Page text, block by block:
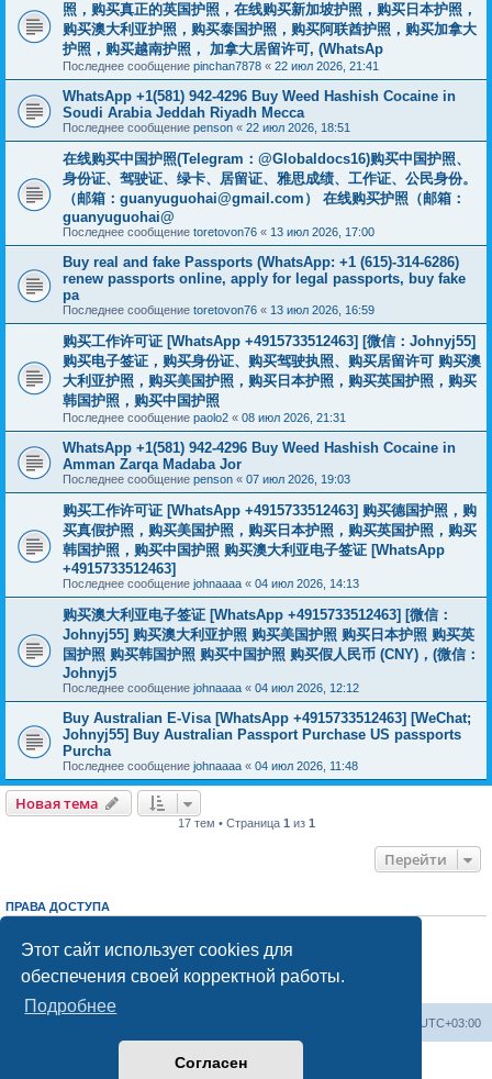
Этот сайт использует cookies для
обеспечения своей корректной работы.
Подробнее
Согласен
照，购买真正的英国护照，在线购买新加坡护照，购买日本护照，
购买澳大利亚护照，购买泰国护照，购买阿联酋护照，购买加拿大
护照，购买越南护照， 加拿大居留许可, (WhatsAp
Последнее сообщение pinchan7878 « 22 июл 2026, 21:41
WhatsApp +1(581) 942-4296 Buy Weed Hashish Cocaine in
Soudi Arabia Jeddah Riyadh Mecca
Последнее сообщение penson « 22 июл 2026, 18:51
在线购买中国护照(Telegram：@Globaldocs16)购买中国护照、
身份证、驾驶证、绿卡、居留证、雅思成绩、工作证、公民身份。
（邮箱： guanyuguohai@gmail.com ） 在线购买护照（邮箱：
guanyuguohai@
Последнее сообщение toretovon76 « 13 июл 2026, 17:00
Buy real and fake Passports (WhatsApp: +1 (615)-314-6286)
renew passports online, apply for legal passports, buy fake
pa
Последнее сообщение toretovon76 « 13 июл 2026, 16:59
购买工作许可证 [WhatsApp +4915733512463] [微信：Johnyj55]
购买电子签证，购买身份证、购买驾驶执照、购买居留许可 购买澳
大利亚护照，购买美国护照，购买日本护照，购买英国护照，购买
韩国护照，购买中国护照
Последнее сообщение paolo2 « 08 июл 2026, 21:31
WhatsApp +1(581) 942-4296 Buy Weed Hashish Cocaine in
Amman Zarqa Madaba Jor
Последнее сообщение penson « 07 июл 2026, 19:03
购买工作许可证 [WhatsApp +4915733512463] 购买德国护照，购
买真假护照，购买美国护照，购买日本护照，购买英国护照，购买
韩国护照，购买中国护照 购买澳大利亚电子签证 [WhatsApp
+4915733512463]
Последнее сообщение johnaaaa « 04 июл 2026, 14:13
购买澳大利亚电子签证 [WhatsApp +4915733512463] [微信：
Johnyj55] 购买澳大利亚护照 购买美国护照 购买日本护照 购买英
国护照 购买韩国护照 购买中国护照 购买假人民币 (CNY)，(微信：
Johnyj5
Последнее сообщение johnaaaa « 04 июл 2026, 12:12
Buy Australian E-Visa [WhatsApp +4915733512463] [WeChat;
Johnyj55] Buy Australian Passport Purchase US passports
Purcha
Последнее сообщение johnaaaa « 04 июл 2026, 11:48
Новая тема
17 тем • Страница 1 из 1
Перейти
ПРАВА ДОСТУПА
Выне можетеотвечать на сообщения
Выне можетередактировать свои сообщения
Выне можетеудалять свои сообщения
добавлять вложения
UTC+03:00
Создано на основеphpBB® Forum Software © phpBB Limited